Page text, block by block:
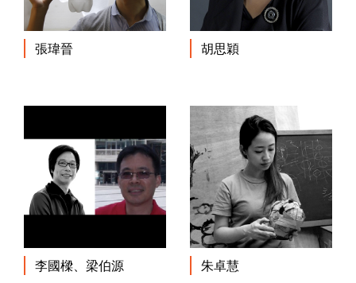
張瑋晉 胡思穎
李國樑、梁伯源 朱卓慧